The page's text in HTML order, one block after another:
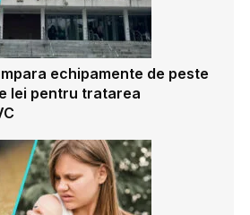
echipamente de peste
lei pentru tratarea